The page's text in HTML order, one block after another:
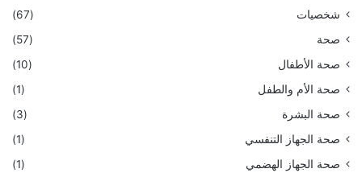
شخصيات
(67)
صحة
(57)
صحة الأطفال
(10)
صحة الأم والطفل
(1)
صحة البشرة
(3)
صحة الجهاز التنفسي
(1)
صحة الجهاز الهضمي
(1)